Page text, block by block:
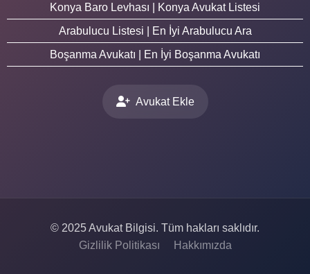
Konya Baro Levhası | Konya Avukat Listesi
Arabulucu Listesi | En İyi Arabulucu Ara
Boşanma Avukatı | En İyi Boşanma Avukatı
Avukat Ekle
© 2025 Avukat Bilgisi. Tüm hakları saklıdır.
Gizlilik Politikası
Hakkımızda